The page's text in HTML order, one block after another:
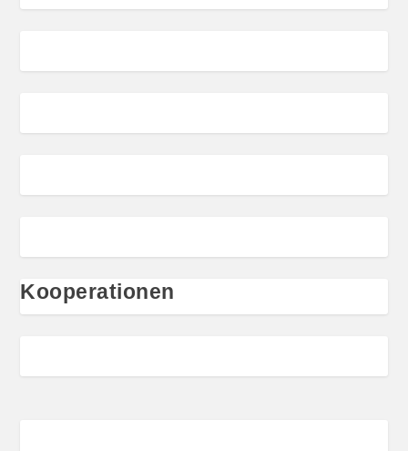
Kooperationen